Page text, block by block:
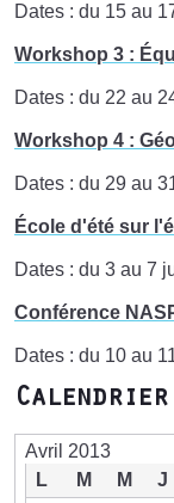
Dates : du 15 au
Workshop 3 :
Dates : du 22 au
Workshop 4 :
Dates : du 29 au
École d'été sur
Dates : du 3 au 7
Conférence
Dates : du 10 au
Calendrier
Avril 2013
L
M M J